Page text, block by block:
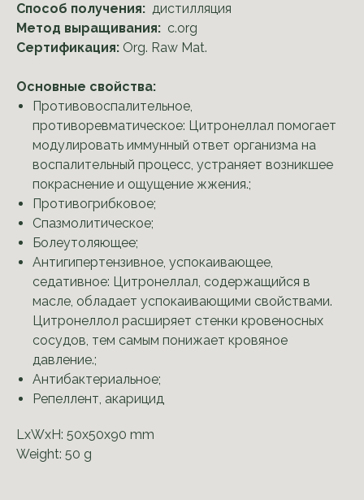
Способ получения: дистилляция
Метод выращивания: c.org
Сертификация: Org. Raw Mat.
Основные свойства:
Противовоспалительное,
противоревматическое: Цитронеллал помогает
модулировать иммунный ответ организма на
воспалительный процесс, устраняет возникшее
покраснение и ощущение жжения.;
Противогрибковое;
Спазмолитическое;
Болеутоляющее;
Антигипертензивное, успокаивающее,
седативное: Цитронеллал, содержащийся в
масле, обладает успокаивающими свойствами.
Цитронеллол расширяет стенки кровеносных
сосудов, тем самым понижает кровяное
давление.;
Антибактериальное;
Репеллент, акарицид
LxWxH: 50x50x90 mm
Weight: 50 g